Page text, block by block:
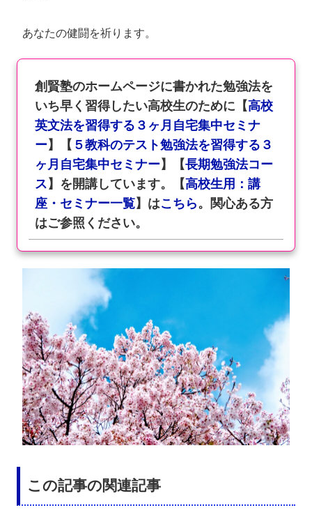
あなたの健闘を祈ります。
創賢塾のホームページに書かれた勉強法を
いち早く習得したい高校生のために【高校
英文法を習得する３ヶ月自宅集中セミナ
ー】【 ５教科のテスト勉強法を習得する３
ヶ月自宅集中セミナー】【長期勉強法コー
ス 】を開講しています。【高校生用：講
座・セミナー一覧】はこちら 。関心ある方
はご参照ください。
この記事の関連記事